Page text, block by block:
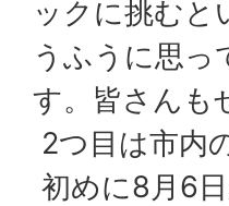
ックに挑むと
うふうに思っ
す。皆さんも
2つ目は市内
初めに8月6